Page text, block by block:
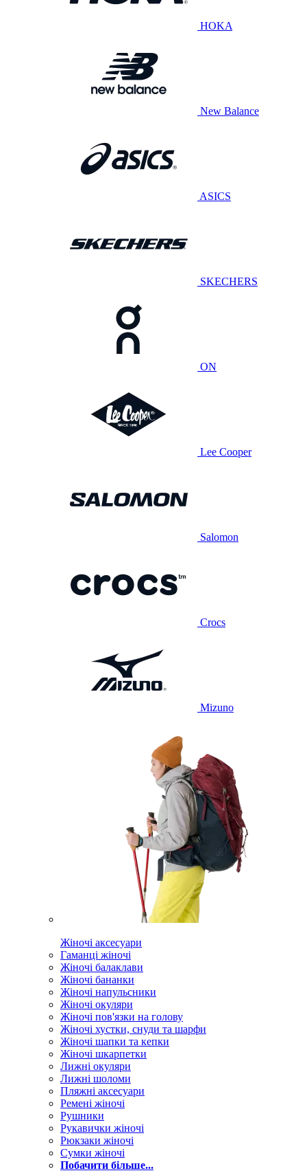
HOKA
New Balance
ASICS
SKECHERS
ON
Lee Cooper
Salomon
Crocs
Mizuno
Жіночі аксесуари
Гаманці жіночі
Жіночі балаклави
Жіночі бананки
Жіночі напульсники
Жіночі окуляри
Жіночі пов'язки на голову
Жіночі хустки, снуди та шарфи
Жіночі шапки та кепки
Жіночі шкарпетки
Лижні окуляри
Лижні шоломи
Пляжні аксесуари
Ремені жіночі
Рушники
Рукавички жіночі
Рюкзаки жіночі
Сумки жіночі
Побачити більше...